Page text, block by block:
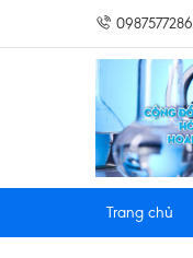
0987577286
Trang chủ